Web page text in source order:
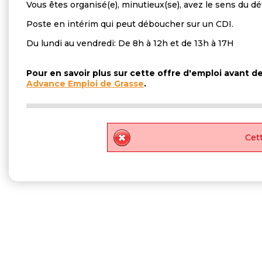
Vous êtes organisé(e), minutieux(se), avez le sens du
Poste en intérim qui peut déboucher sur un CDI.
Du lundi au vendredi: De 8h à 12h et de 13h à 17H
Pour en savoir plus sur cette offre d'emploi avant
Advance Emploi de Grasse.